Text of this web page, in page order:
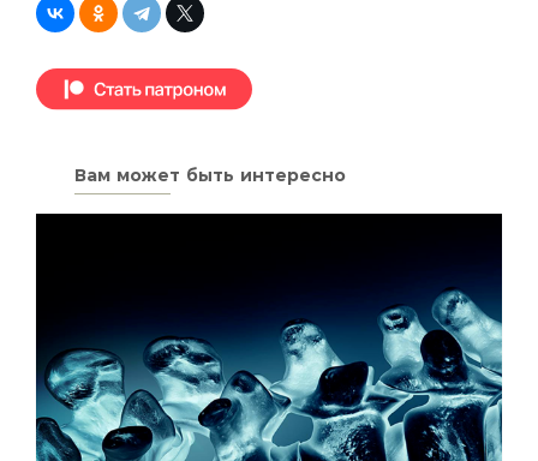
Вам может быть интересно